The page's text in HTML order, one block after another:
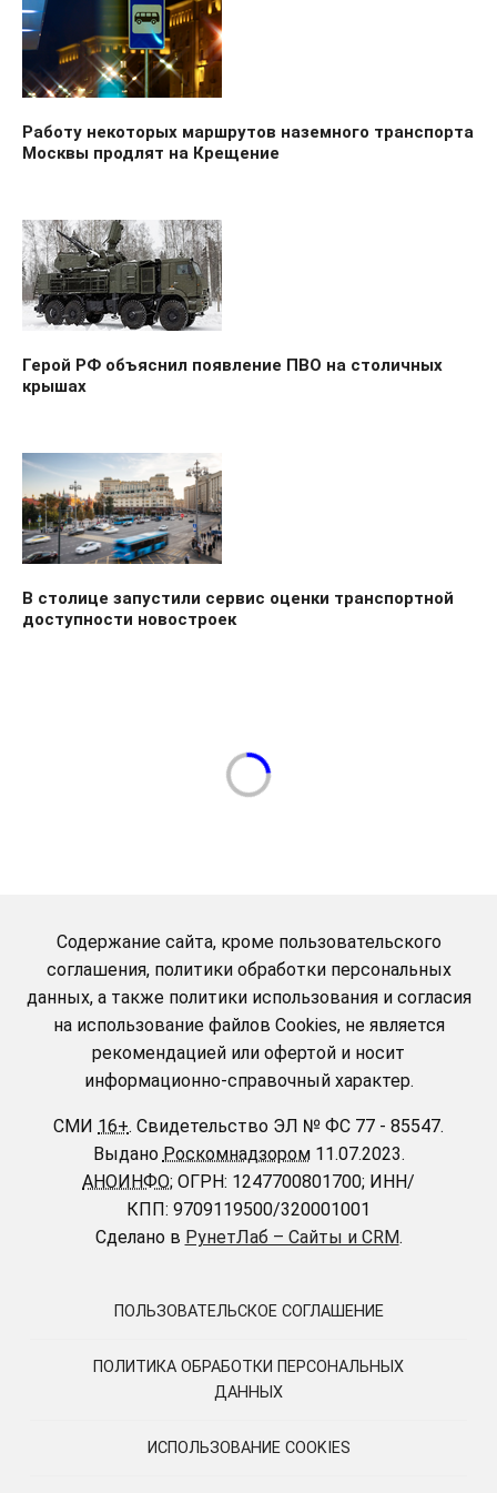
Работу некоторых маршрутов наземного транспорта
Москвы продлят на Крещение
Герой РФ объяснил появление ПВО на столичных
крышах
В столице запустили сервис оценки транспортной
доступности новостроек
Содержание сайта, кроме пользовательского
соглашения, политики обработки персональных
данных, а также политики использования и согласия
на использование файлов Cookies, не является
рекомендацией или офертой и носит
информационно-справочный характер.
СМИ 16+. Свидетельство ЭЛ № ФС 77 - 85547.
Выдано Роскомнадзором11.07.2023.
АНОИНФО; ОГРН: 1247700801700; ИНН/
КПП: 9709119500/320001001
Сделано в РунетЛаб – Сайты и CRM.
ПОЛЬЗОВАТЕЛЬСКОЕ СОГЛАШЕНИЕ
ПОЛИТИКА ОБРАБОТКИ ПЕРСОНАЛЬНЫХ
ДАННЫХ
ИСПОЛЬЗОВАНИЕ COOKIES